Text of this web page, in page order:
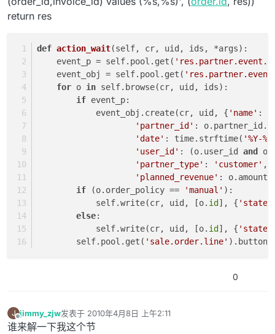
return res
def action_wait(self, cr, uid, ids, *args):
    event_p = self.pool.get(
    event_obj = self.pool.get(
for o in self.browse(cr, uid, ids):
if event_p:
            event_obj.create(cr, uid, {
'name' :
'partner_id' : o.partner_id.
'date' : time.strftime( '%Y-
'user_id' : (o.user_id and
'partner_type' : 'customer' ,
'planned_revenue' :
if (o.order_policy == 'manual' ):
            self.write(cr, uid, [o.
id ], { 'state'
else:
            self.write(cr, uid, [o.
id ], { 'state'
        self.pool.get(
'sale.order.line'
0
J
离线
jimmy_zjw发表于 2010年4月8日 上午2:11
最后由 编辑
谁来解一下我这个节